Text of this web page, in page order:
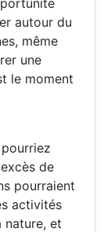
autour du
même
une
le moment
de
pourraient
activités
nature, et